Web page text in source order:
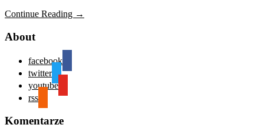
Continue Reading →
About
facebook
twitter
youtube
rss
Komentarze